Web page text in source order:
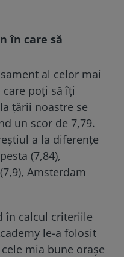
în care să
al celor mai
poți să îți
țării noastre se
un scor de 7,79.
a la diferențe
(7,84),
Amsterdam
în calcul criteriile
le-a folosit
mia bune orașe